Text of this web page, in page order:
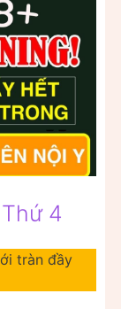
4
tràn đầy